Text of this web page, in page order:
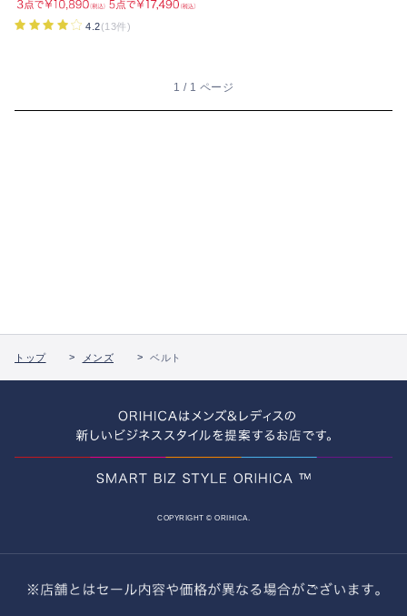
4.2(13件)
1 / 1 ページ
トップ メンズ ベルト
COPYRIGHT © ORIHICA.